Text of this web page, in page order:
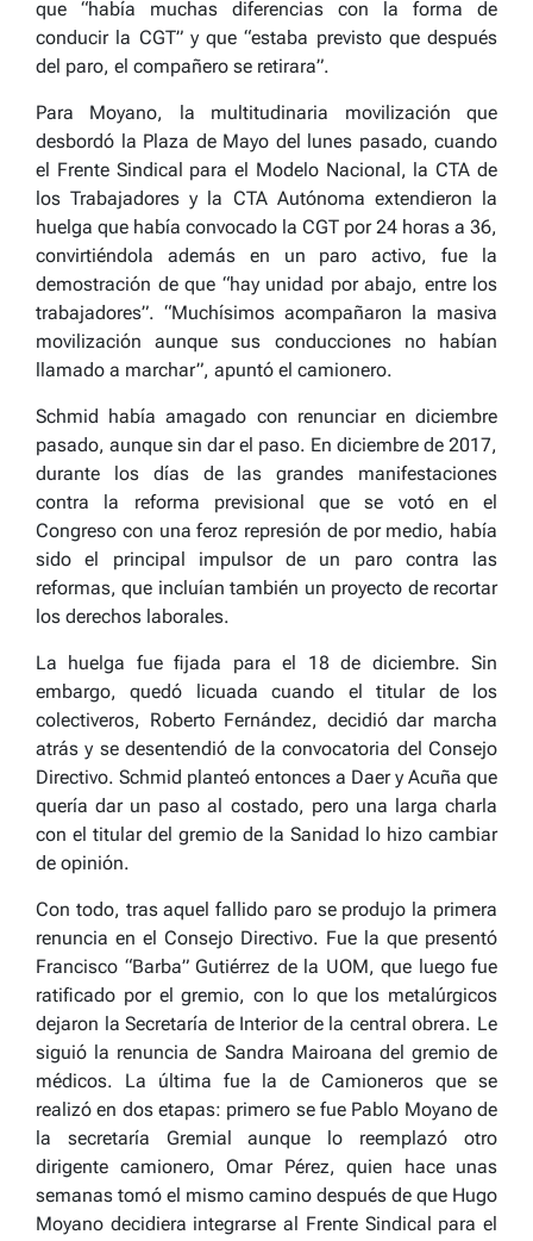
que “había muchas diferencias con la forma de
conducir la CGT” y que “estaba previsto que después
del paro, el compañero se retirara”.
Para Moyano, la multitudinaria movilización que
desbordó la Plaza de Mayo del lunes pasado, cuando
el Frente Sindical para el Modelo Nacional, la CTA de
los Trabajadores y la CTA Autónoma extendieron la
huelga que había convocado la CGT por 24 horas a 36,
convirtiéndola además en un paro activo, fue la
demostración de que “hay unidad por abajo, entre los
trabajadores”. “Muchísimos acompañaron la masiva
movilización aunque sus conducciones no habían
llamado a marchar”, apuntó el camionero.
Schmid había amagado con renunciar en diciembre
pasado, aunque sin dar el paso. En diciembre de 2017,
durante los días de las grandes manifestaciones
contra la reforma previsional que se votó en el
Congreso con una feroz represión de por medio, había
sido el principal impulsor de un paro contra las
reformas, que incluían también un proyecto de recortar
los derechos laborales.
La huelga fue fijada para el 18 de diciembre. Sin
embargo, quedó licuada cuando el titular de los
colectiveros, Roberto Fernández, decidió dar marcha
atrás y se desentendió de la convocatoria del Consejo
Directivo. Schmid planteó entonces a Daer y Acuña que
quería dar un paso al costado, pero una larga charla
con el titular del gremio de la Sanidad lo hizo cambiar
de opinión.
Con todo, tras aquel fallido paro se produjo la primera
renuncia en el Consejo Directivo. Fue la que presentó
Francisco “Barba” Gutiérrez de la UOM, que luego fue
ratificado por el gremio, con lo que los metalúrgicos
dejaron la Secretaría de Interior de la central obrera. Le
siguió la renuncia de Sandra Mairoana del gremio de
médicos. La última fue la de Camioneros que se
realizó en dos etapas: primero se fue Pablo Moyano de
la secretaría Gremial aunque lo reemplazó otro
dirigente camionero, Omar Pérez, quien hace unas
semanas tomó el mismo camino después de que Hugo
Moyano decidiera integrarse al Frente Sindical para el